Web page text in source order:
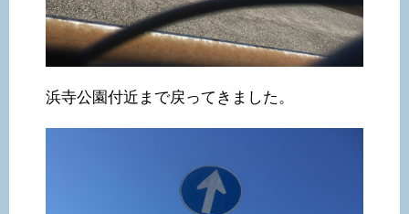
浜寺公園付近まで戻ってきました。